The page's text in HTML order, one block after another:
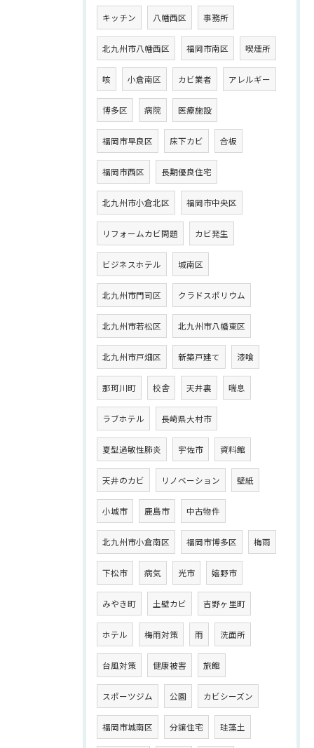
キッチン 八幡西区 事務所
北九州市八幡西区 福岡市南区 喫煙所
咳 小倉南区 カビ業者 アレルギー
博多区 病院 医療施設
福岡市早良区 床下カビ 合板
福岡市西区 長期優良住宅
北九州市小倉北区 福岡市中央区
リフォームカビ問題 カビ発生
ビジネスホテル 城南区
北九州市門司区 クラドスポリウム
北九州市若松区 北九州市八幡東区
北九州市戸畑区 新築戸建て 漆喰
那珂川町 校舎 天井裏 喘息
ラブホテル 長崎県大村市
夏型過敏性肺炎 宇佐市 資料館
天井のカビ リノベーション 壁紙
小城市 鹿島市 中古物件
北九州市小倉南区 福岡市博多区 梅雨
下松市 病気 光市 嬉野市
みやき町 土壁カビ 吉野ヶ里町
ホテル 梅雨対策 雨 洗面所
台風対策 健康被害 旅館
スポーツジム 公園 カビシーズン
福岡市城南区 分譲住宅 珪藻土